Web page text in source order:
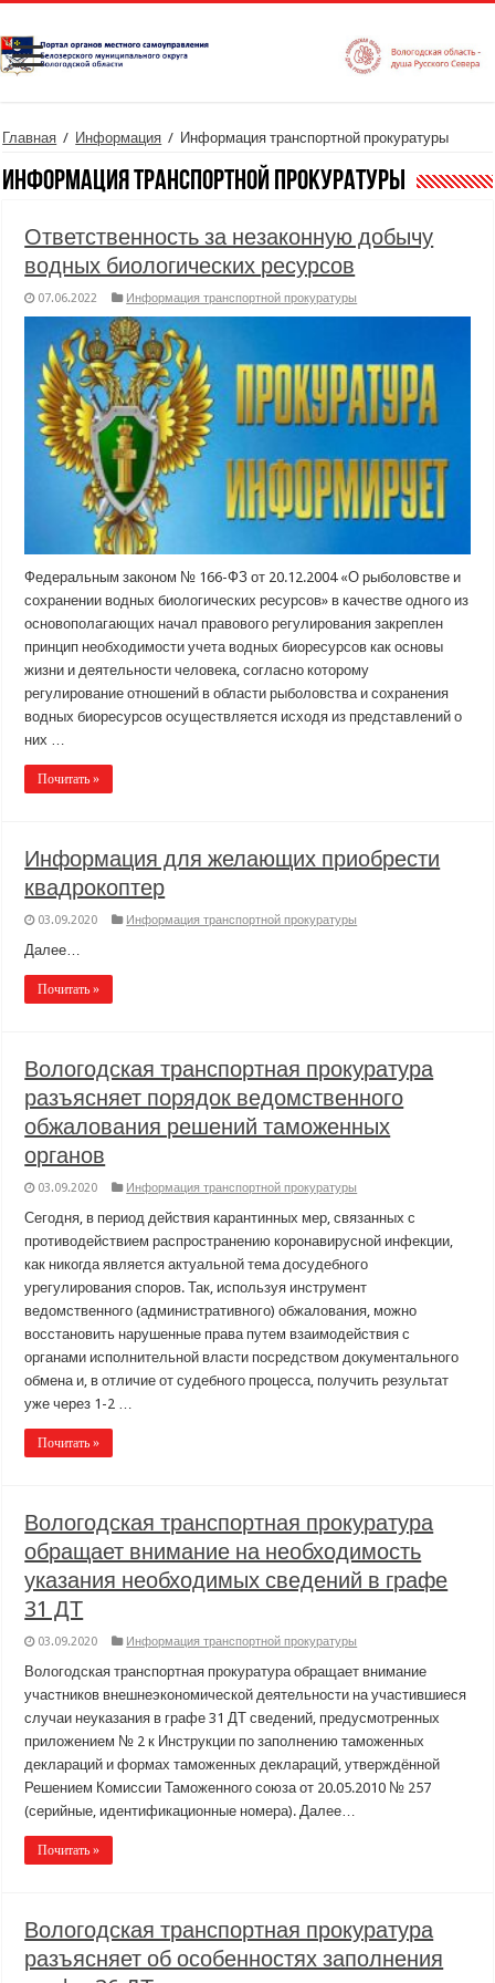
Главная / Информация / Информация транспортной прокуратуры
Информация транспортной прокуратуры
Ответственность за незаконную добычу
водных биологических ресурсов
07.06.2022 Информация транспортной прокуратуры
Федеральным законом № 166-ФЗ от 20.12.2004 «О рыболовстве и
сохранении водных биологических ресурсов» в качестве одного из
основополагающих начал правового регулирования закреплен
принцип необходимости учета водных биоресурсов как основы
жизни и деятельности человека, согласно которому
регулирование отношений в области рыболовства и сохранения
водных биоресурсов осуществляется исходя из представлений о
них …
Почитать »
Информация для желающих приобрести
квадрокоптер
03.09.2020 Информация транспортной прокуратуры
Далее…
Почитать »
Вологодская транспортная прокуратура
разъясняет порядок ведомственного
обжалования решений таможенных
органов
03.09.2020 Информация транспортной прокуратуры
Сегодня, в период действия карантинных мер, связанных с
противодействием распространению коронавирусной инфекции,
как никогда является актуальной тема досудебного
урегулирования споров. Так, используя инструмент
ведомственного (административного) обжалования, можно
восстановить нарушенные права путем взаимодействия с
органами исполнительной власти посредством документального
обмена и, в отличие от судебного процесса, получить результат
уже через 1-2 …
Почитать »
Вологодская транспортная прокуратура
обращает внимание на необходимость
указания необходимых сведений в графе
31 ДТ
03.09.2020 Информация транспортной прокуратуры
Вологодская транспортная прокуратура обращает внимание
участников внешнеэкономической деятельности на участившиеся
случаи неуказания в графе 31 ДТ сведений, предусмотренных
приложением № 2 к Инструкции по заполнению таможенных
деклараций и формах таможенных деклараций, утверждённой
Решением Комиссии Таможенного союза от 20.05.2010 № 257
(серийные, идентификационные номера). Далее…
Почитать »
Вологодская транспортная прокуратура
разъясняет об особенностях заполнения